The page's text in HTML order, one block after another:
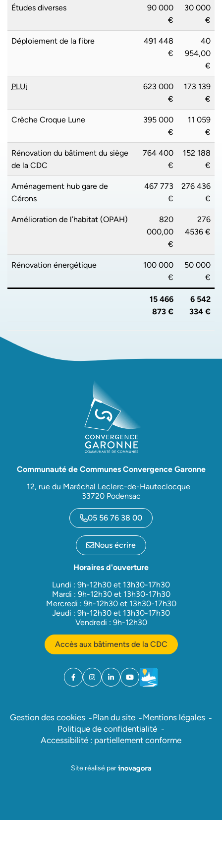
Études diverses
90 000
€
30 000
€
Déploiement de la fibre
491 448
€
40
954,00
€
PLUi
623 000
€
173 139
€
Crèche Croque Lune
395 000
€
11 059
€
Rénovation du bâtiment du siège
de la CDC
764 400
€
152 188
€
Aménagement hub gare de
Cérons
467 773
€
276 436
€
Amélioration de l’habitat (OPAH)
820
000,00
€
276
4536 €
Rénovation énergétique
100 000
€
50 000
€
15 466
873 €
6 542
334 €
Communauté de Communes Convergence Garonne
12, rue du Maréchal Leclerc-de-Hauteclocque
33720 Podensac
05 56 76 38 00
Nous écrire
Horaires d'ouverture
Lundi : 9h-12h30 et 13h30-17h30
Mardi : 9h-12h30 et 13h30-17h30
Mercredi : 9h-12h30 et 13h30-17h30
Jeudi : 9h-12h30 et 13h30-17h30
Vendredi : 9h-12h30
Accès aux bâtiments de la CDC
Facebook
(ouverture dans un nouvel onglet)
Instagram
(ouverture dans un nouvel onglet)
Linkedin
(ouverture dans un nouvel onglet)
YouTube
(ouverture dans un nouvel
Météo
(ouverture dans un
Gestion des cookies Plan du site
Mentions légales
Politique de confidentialité
Accessibilité : partiellement conforme
Site réalisé parInovagora (ouverture dans un